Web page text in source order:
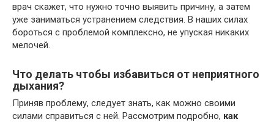
врач скажет, что нужно точно выявить причину, а затем
уже заниматься устранением следствия. В наших силах
бороться с проблемой комплексно, не упуская никаких
мелочей.
Что делать чтобы избавиться от неприятного
дыхания?
Приняв проблему, следует знать, как можно своими
силами справиться с ней. Рассмотрим подробно, как